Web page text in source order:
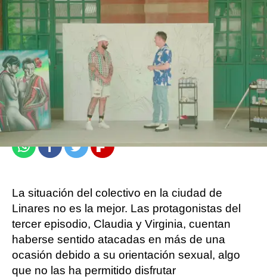
atresplayer
Madrid
Publicado:22 de septiembre de 2022, 13:24
WhatsappFacebook
TwitterFlipboard
La situación del colectivo en la ciudad de
Linares no es la mejor. Las protagonistas del
tercer episodio, Claudia y Virginia, cuentan
haberse sentido atacadas en más de una
ocasión debido a su orientación sexual, algo
que no las ha permitido disfrutar